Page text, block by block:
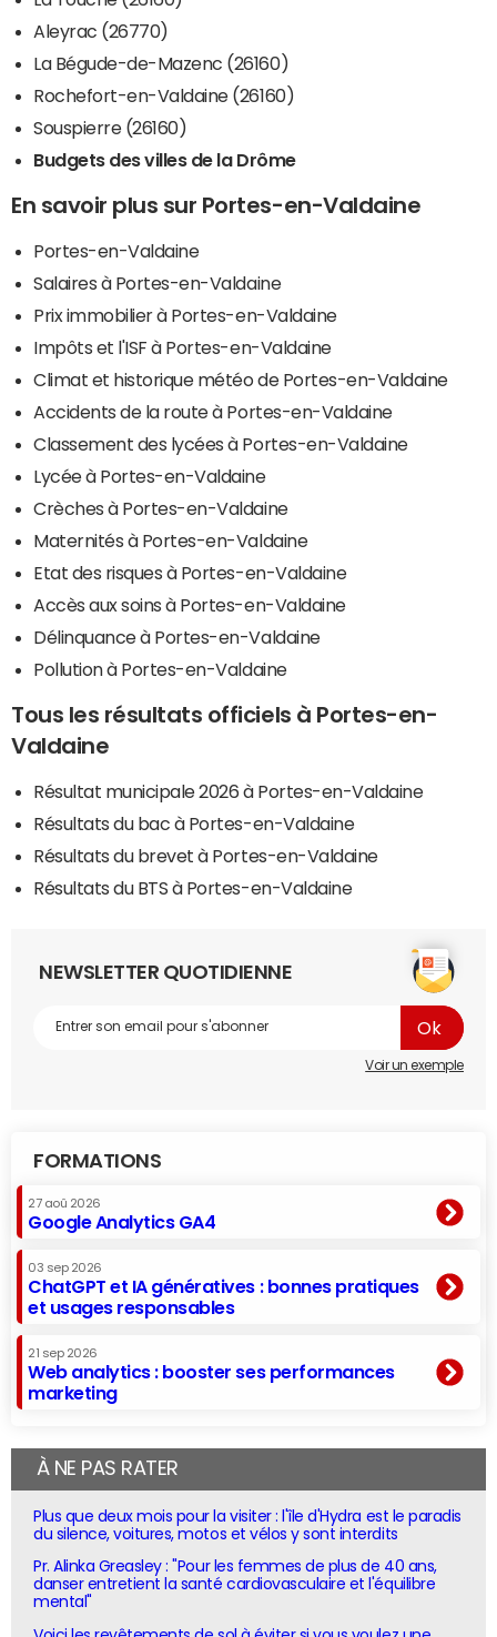
Aleyrac (26770)
La Bégude-de-Mazenc (26160)
Rochefort-en-Valdaine (26160)
Souspierre (26160)
Budgets des villes de la Drôme
En savoir plus sur Portes-en-Valdaine
Portes-en-Valdaine
Salaires à Portes-en-Valdaine
Prix immobilier à Portes-en-Valdaine
Impôts et l'ISF à Portes-en-Valdaine
Climat et historique météo de Portes-en-Valdaine
Accidents de la route à Portes-en-Valdaine
Classement des lycées à Portes-en-Valdaine
Lycée à Portes-en-Valdaine
Crèches à Portes-en-Valdaine
Maternités à Portes-en-Valdaine
Etat des risques à Portes-en-Valdaine
Accès aux soins à Portes-en-Valdaine
Délinquance à Portes-en-Valdaine
Pollution à Portes-en-Valdaine
Tous les résultats officiels à Portes-en-
Valdaine
Résultat municipale 2026 à Portes-en-Valdaine
Résultats du bac à Portes-en-Valdaine
Résultats du brevet à Portes-en-Valdaine
Résultats du BTS à Portes-en-Valdaine
NEWSLETTER QUOTIDIENNE
Voir un exemple
FORMATIONS
27 aoû 2026
Google Analytics GA4
03 sep 2026
ChatGPT et IA génératives : bonnes pratiques
et usages responsables
21 sep 2026
Web analytics : booster ses performances
marketing
À NE PAS RATER
Plus que deux mois pour la visiter : l'île d'Hydra est le paradis
du silence, voitures, motos et vélos y sont interdits
Pr. Alinka Greasley : "Pour les femmes de plus de 40 ans,
danser entretient la santé cardiovasculaire et l'équilibre
mental"